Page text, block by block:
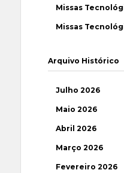
Missas
Missas
Arquivo Histórico
Julho 2026
Maio 2026
Abril 2026
Março 2026
Fevereiro 2026